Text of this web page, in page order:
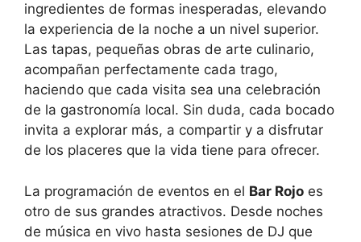
ingredientes de formas inesperadas, elevando
la experiencia de la noche a un nivel superior.
Las tapas, pequeñas obras de arte culinario,
acompañan perfectamente cada trago,
haciendo que cada visita sea una celebración
de la gastronomía local. Sin duda, cada bocado
invita a explorar más, a compartir y a disfrutar
de los placeres que la vida tiene para ofrecer.
La programación de eventos en el Bar Rojo es
otro de sus grandes atractivos. Desde noches
de música en vivo hasta sesiones de DJ que